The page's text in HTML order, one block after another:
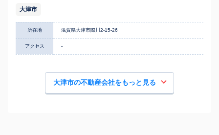
大津市
所在地 滋賀県大津市際川2-15-26
アクセス -
大津市の不動産会社をもっと見る